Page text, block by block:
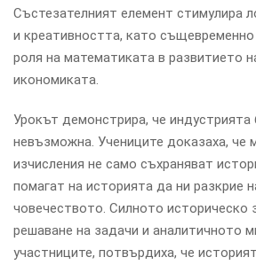
Състезателният елемент стимулира
и креативността, като
роля на математиката в развитието
икономиката.
Урокът демонстрира, че
невъзможна. Учениците доказаха, че
изчисления не само съхраняват
помагат на историята да ни разкрие
човечеството. Силното историческо
решаване на задачи и аналитичното
участниците, потвърдиха, че